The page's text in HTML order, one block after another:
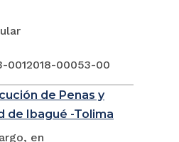
0012018-00053-00
de Penas y
de Ibagué -Tolima
en